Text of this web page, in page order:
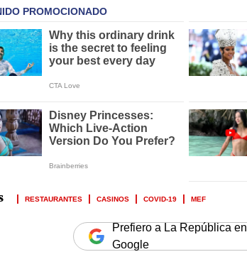
RESTAURANTES CASINOS COVID-19 MEF
Prefiero a La República en
Google